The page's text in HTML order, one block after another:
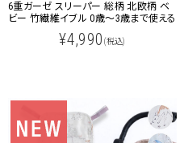
6重ガーゼ スリーパー 総柄 北欧柄 ベ
ビー 竹繊維イブル 0歳～3歳まで使える
¥4,990 (税込)